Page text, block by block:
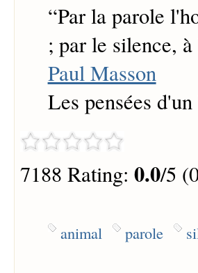
“Par la parole
; par le silence,
Paul Masson
Les pensées
7188 Rating: 0.0/5
animal parole